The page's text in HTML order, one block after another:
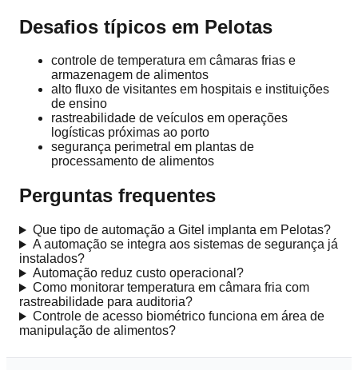
Desafios típicos em Pelotas
controle de temperatura em câmaras frias e
armazenagem de alimentos
alto fluxo de visitantes em hospitais e instituições
de ensino
rastreabilidade de veículos em operações
logísticas próximas ao porto
segurança perimetral em plantas de
processamento de alimentos
Perguntas frequentes
Que tipo de automação a Gitel implanta em Pelotas?
A automação se integra aos sistemas de segurança já
instalados?
Automação reduz custo operacional?
Como monitorar temperatura em câmara fria com
rastreabilidade para auditoria?
Controle de acesso biométrico funciona em área de
manipulação de alimentos?